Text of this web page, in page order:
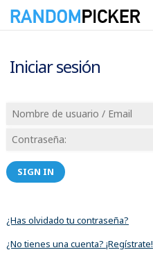
Iniciar sesión
SIGN IN
¿Has olvidado tu contraseña?
¿No tienes una cuenta? ¡Regístrate!